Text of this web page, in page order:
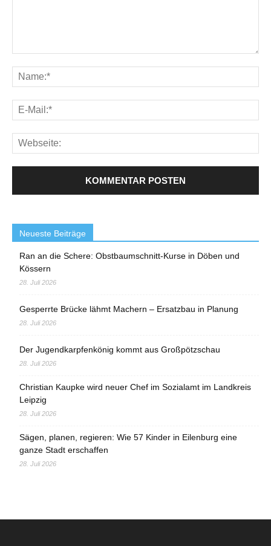
Neueste Beiträge
Ran an die Schere: Obstbaumschnitt-Kurse in Döben und
Kössern
28. Juli 2026
Gesperrte Brücke lähmt Machern – Ersatzbau in Planung
28. Juli 2026
Der Jugendkarpfenkönig kommt aus Großpötzschau
28. Juli 2026
Christian Kaupke wird neuer Chef im Sozialamt im Landkreis
Leipzig
28. Juli 2026
Sägen, planen, regieren: Wie 57 Kinder in Eilenburg eine
ganze Stadt erschaffen
28. Juli 2026